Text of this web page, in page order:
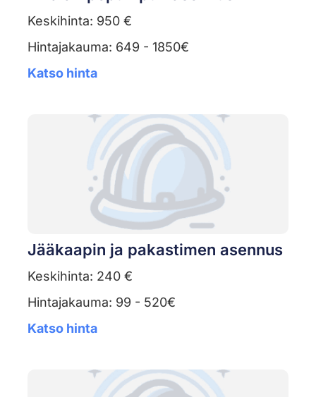
Keskihinta: 950 €
Hintajakauma: 649 - 1850€
Katso hinta
Jääkaapin ja pakastimen asennus
Keskihinta: 240 €
Hintajakauma: 99 - 520€
Katso hinta